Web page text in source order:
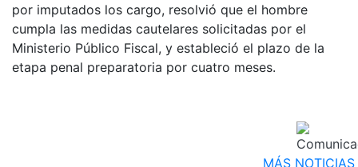
por imputados los cargo, resolvió que el hombre
cumpla las medidas cautelares solicitadas por el
Ministerio Público Fiscal, y estableció el plazo de la
etapa penal preparatoria por cuatro meses.
MÁS NOTICIAS